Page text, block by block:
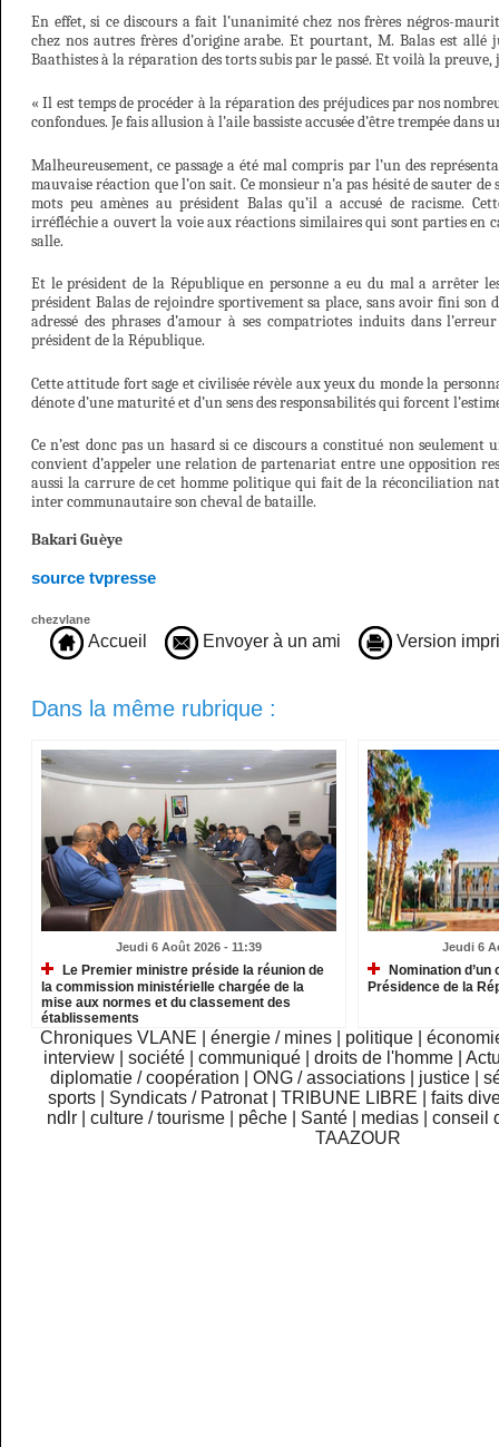
En effet, si ce discours a fait l’unanimité chez nos frères négros-
chez nos autres frères d’origine arabe. Et pourtant, M. Balas est allé
Baathistes à la réparation des torts subis par le passé. Et voilà la preuve,
« Il est temps de procéder à la réparation des préjudices par nos
confondues. Je fais allusion à l’aile bassiste accusée d’être trempée dans
Malheureusement, ce passage a été mal compris par l’un des
mauvaise réaction que l’on sait. Ce monsieur n’a pas hésité de sauter de
mots peu amènes au président Balas qu’il a accusé de racisme.
irréfléchie a ouvert la voie aux réactions similaires qui sont parties en
salle.
Et le président de la République en personne a eu du mal a arrêter
président Balas de rejoindre sportivement sa place, sans avoir fini son
adressé des phrases d’amour à ses compatriotes induits dans
président de la République.
Cette attitude fort sage et civilisée révèle aux yeux du monde la
dénote d’une maturité et d’un sens des responsabilités qui forcent
Ce n’est donc pas un hasard si ce discours a constitué non seulement
convient d’appeler une relation de partenariat entre une opposition
aussi la carrure de cet homme politique qui fait de la réconciliation
inter communautaire son cheval de bataille.
Bakari Guèye
source tvpresse
chezvlane
Accueil Envoyer à un ami Version
Dans la même rubrique :
Jeudi 6 Août 2026 - 11:39
Le Premier ministre préside la réunion de
la commission ministérielle chargée de la
mise aux normes et du classement des
établissements
Jeudi 6
Nomination
Présidence de la
Chroniques VLANE énergie / mines politique
interview
|société |communiqué |droits de l'homme |
diplomatie / coopération
ONG / associations justice
sports
Syndicats / Patronat TRIBUNE LIBRE
faits
ndlr
|culture / tourisme pêche Santé medias |conseil
TAAZOUR